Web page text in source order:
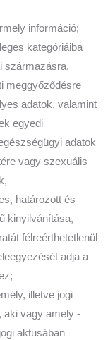
információ;
kategóriáiba
származásra,
meggyőződésre
adatok, valamint
egyedi
adatok
vagy szexuális
határozott és
kinyilvánítása,
félreérthetetlenül
adja a
illetve jogi
aki vagy amely -
aktusában